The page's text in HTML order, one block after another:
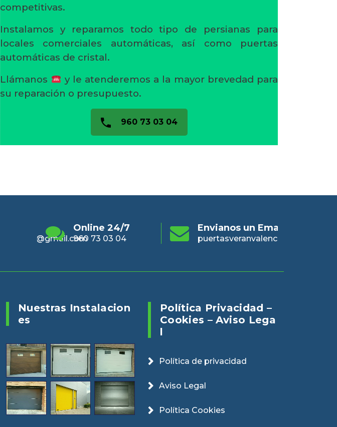
competitivas.
Instalamos y reparamos todo tipo de persianas para
locales comerciales automáticas, así como puertas
automáticas de cristal.
Llámanos
y le atenderemos a la mayor brevedad para
su reparación o presupuesto.
960 73 03 04
Envianos un Email
puertasveranvalencia@gmail.com
Online 24/7
960 73 03 04
Nuestras Instalacion
Es
Política Privacidad –
Cookies – Aviso Lega
L
Política de privacidad
Aviso Legal
Política Cookies